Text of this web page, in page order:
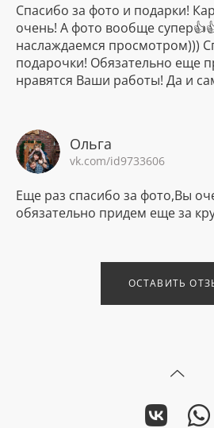
Спасибо за фото и подарки!
очень! А фото вообще
наслаждаемся просмотром)))
подарочки! Обязательно еще
нравятся Ваши работы! Да и
Ольга
vk.com/id9733606
Еще раз спасибо за фото,Вы
обязательно придем еще за
ОСТАВИТЬ